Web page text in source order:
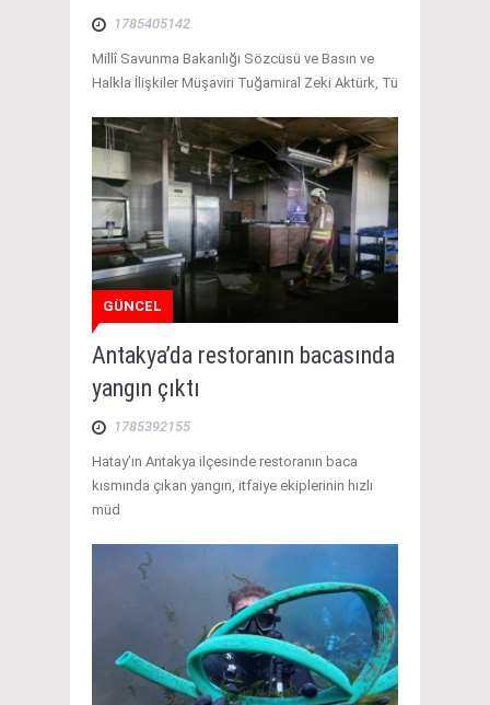
1785405142
Millî Savunma Bakanlığı Sözcüsü ve Basın ve
Halkla İlişkiler Müşaviri Tuğamiral Zeki Aktürk, Tü
GÜNCEL
Antakya’da restoranın bacasında
yangın çıktı
1785392155
Hatay’ın Antakya ilçesinde restoranın baca
kısmında çıkan yangın, itfaiye ekiplerinin hızlı
müd